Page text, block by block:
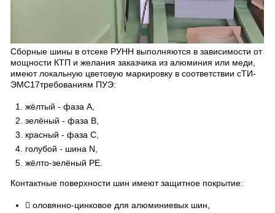
Сборные шины в отсеке РУНН выполняются в зависимости от
мощности КТП и желания заказчика из алюминия или меди,
имеют локальную цветовую маркировку в соответствии сТИ-
ЭМС17требованиям ПУЭ:
жёлтый - фаза А,
зелёный - фаза В,
красный - фаза С,
голубой - шина N,
жёлто-зелёный РЕ.
Контактные поверхности шин имеют защитное покрытие:
 оловянно-цинковое для алюминиевых шин,